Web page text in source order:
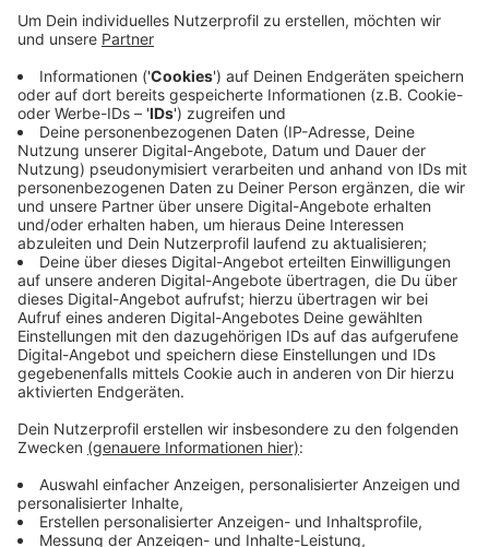
Markt.
Die meisten Unternehmen, mit denen ich arbeite,
haben kein Qualitätsproblem. Sie sind besser als ihr
Ruf. Nur weiß das draußen niemand.
Alle zwei Wochen schreibe ich einen Gedanken
darüber, wie sich das ändern lässt. Ein Thema, kein
Sammelbrief.
→teddy.click/newsletter
Wie sichtbar ist dein Unternehmen wirklich?
Der Potenzial-Check dauert vier Minuten. Danach
hast du einen Report mit einer Zahl und fünf
Bereichen — und siehst, wo bei euch draußen nichts
ankommt. Kein Verkaufsgespräch.
→teddy.click/podsignal
Wenn du lieber direkt redest: fünfzehn Minuten, kein
Pitch.teddy.click/termin
Daniel Friesenecker baut Unternehmern ihr